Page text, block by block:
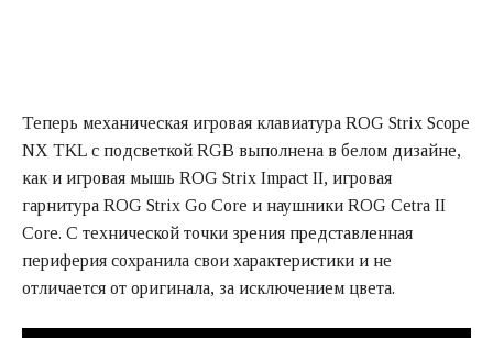
Теперь механическая игровая клавиатура ROG Strix Scope
NX TKL с подсветкой RGB выполнена в белом дизайне,
как и игровая мышь ROG Strix Impact II, игровая
гарнитура ROG Strix Go Core и наушники ROG Cetra II
Core. С технической точки зрения представленная
периферия сохранила свои характеристики и не
отличается от оригинала, за исключением цвета.